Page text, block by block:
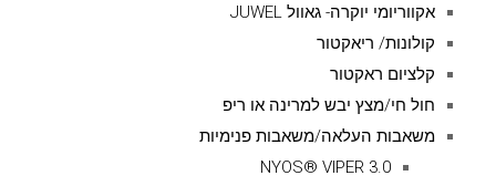
אקווריומי יוקרה- גאוול JUWEL
קולונות/ ריאקטור
קלציום ראקטור
חול חי/מצץ יבש למרינה או ריפ
משאבות העלאה/משאבות פנימיות
NYOS® VIPER 3.0